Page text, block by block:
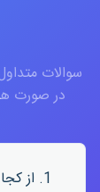
سوالات
در صورت
1. از کجا و چه طور شروع کنم ؟